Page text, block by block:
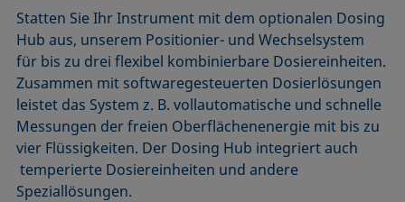
Statten Sie Ihr Instrument mit dem optionalen Dosing
Hub aus, unserem Positionier- und Wechselsystem
für bis zu drei flexibel kombinierbare Dosiereinheiten.
Zusammen mit softwaregesteuerten Dosierlösungen
leistet das System z. B. vollautomatische und schnelle
Messungen der freien Oberflächenenergie mit bis zu
vier Flüssigkeiten. Der Dosing Hub integriert auch
temperierte Dosiereinheiten und andere
Speziallösungen.